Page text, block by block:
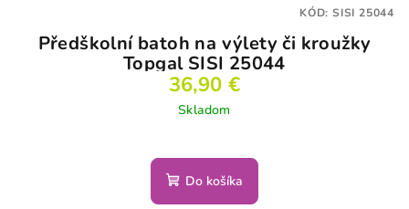
Předškolní batoh na výlety či kroužky
Topgal SISI 25044
36,90 €
Skladom
Do košíka
KÓD: SISI 25044